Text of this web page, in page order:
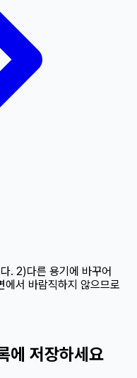
. 2)다른 용기에 바꾸어
에서 바람직하지 않으므로
에 저장하세요